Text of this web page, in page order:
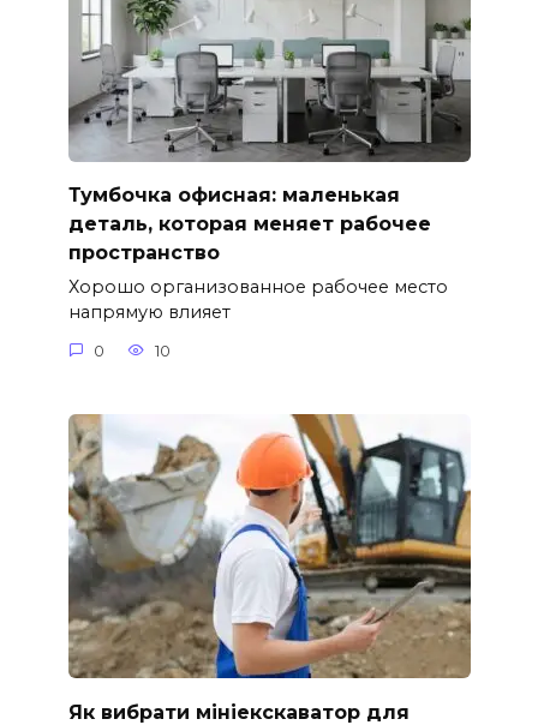
Тумбочка офисная: маленькая
деталь, которая меняет рабочее
пространство
Хорошо организованное рабочее место
напрямую влияет
0 10
Як вибрати мініекскаватор для